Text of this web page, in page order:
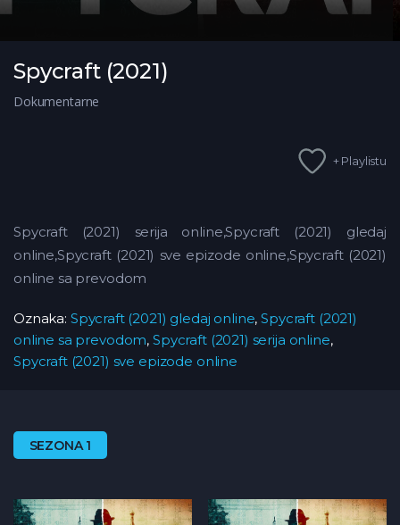
Spycraft (2021)
Dokumentarne
+ Playlistu
Spycraft (2021) serija online,Spycraft (2021) gledaj
online,Spycraft (2021) sve epizode online,Spycraft (2021)
online sa prevodom
Oznaka: Spycraft (2021) gledaj online,Spycraft (2021)
online sa prevodom,Spycraft (2021) serija online,
Spycraft (2021) sve epizode online
SEZONA 1